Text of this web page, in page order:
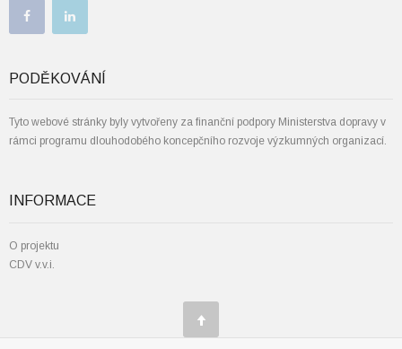
PODĚKOVÁNÍ
Tyto webové stránky byly vytvořeny za finanční podpory Ministerstva dopravy v
rámci programu dlouhodobého koncepčního rozvoje výzkumných organizací.
INFORMACE
O projektu
CDV v.v.i.